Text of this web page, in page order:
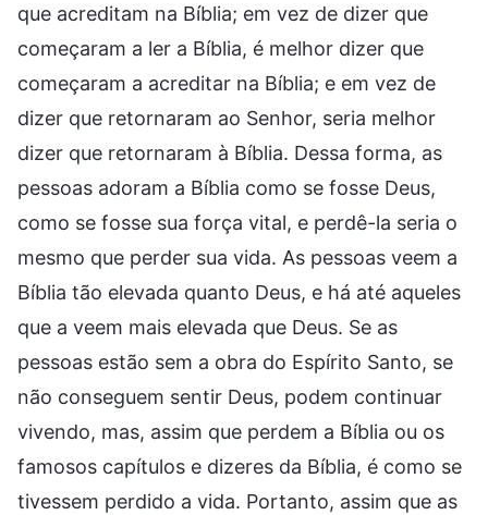
que acreditam na Bíblia; em vez de dizer que
começaram a ler a Bíblia, é melhor dizer que
começaram a acreditar na Bíblia; e em vez de
dizer que retornaram ao Senhor, seria melhor
dizer que retornaram à Bíblia. Dessa forma, as
pessoas adoram a Bíblia como se fosse Deus,
como se fosse sua força vital, e perdê-la seria o
mesmo que perder sua vida. As pessoas veem a
Bíblia tão elevada quanto Deus, e há até aqueles
que a veem mais elevada que Deus. Se as
pessoas estão sem a obra do Espírito Santo, se
não conseguem sentir Deus, podem continuar
vivendo, mas, assim que perdem a Bíblia ou os
famosos capítulos e dizeres da Bíblia, é como se
tivessem perdido a vida. Portanto, assim que as